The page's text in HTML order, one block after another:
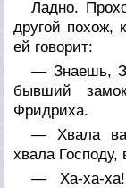
Ладно.
другой похож,
ей говорит:
— Знаешь,
бывший
Фридриха.
— Хвала
хвала
— Ха-ха-